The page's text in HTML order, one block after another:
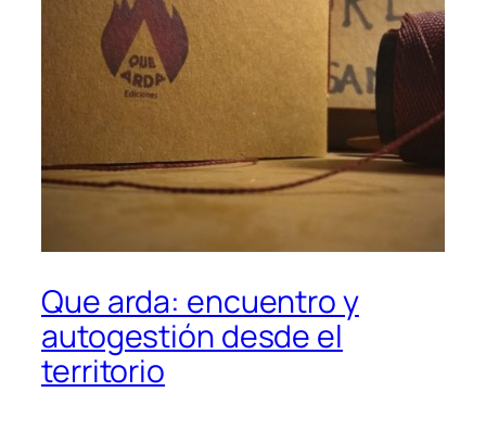
Que arda: encuentro y
autogestión desde el
territorio